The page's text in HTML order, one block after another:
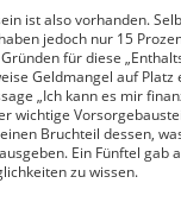
ist also vorhanden.
jedoch nur 15
für diese
Geldmangel auf Platz
„Ich kann es mir
wichtige
Bruchteil dessen,
Ein Fünftel gab
zu wissen.